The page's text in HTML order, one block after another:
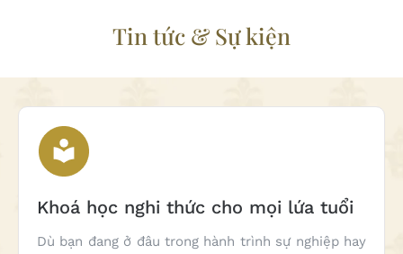
Tin tức & Sự kiện
Khoá học nghi thức cho mọi lứa tuổi
Dù bạn đang ở đâu trong hành trình sự nghiệp hay